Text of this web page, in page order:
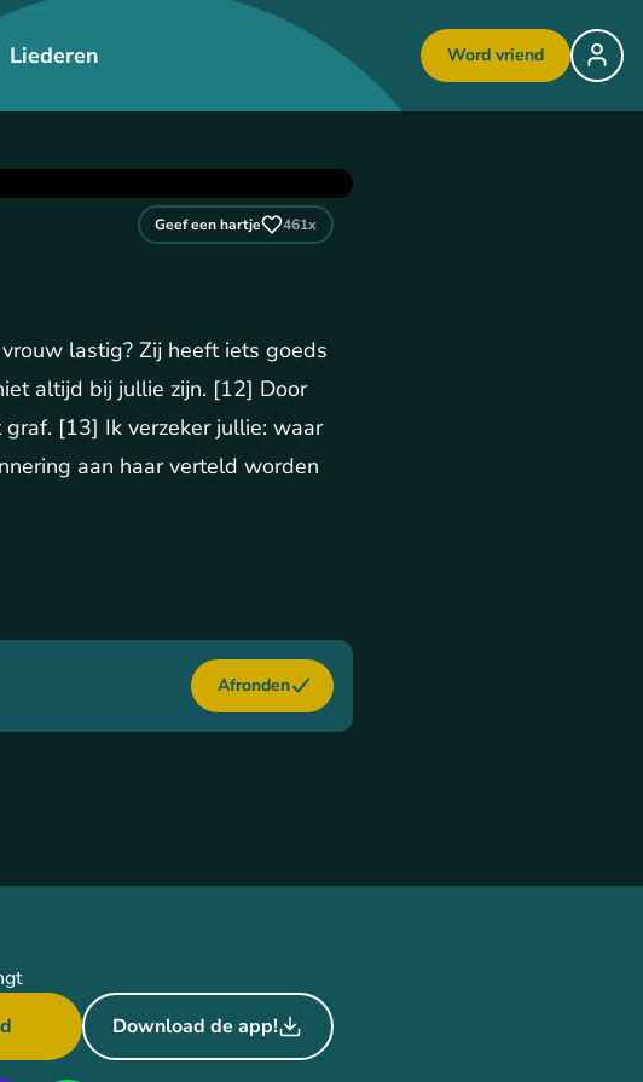
Liederen Word vriend
Afronden
Geef een hartje 461x
lastig? Zij heeft iets goeds
altijd bij jullie zijn. [12] Door
[13] Ik verzeker jullie: waar
aan haar verteld worden
Download de app!